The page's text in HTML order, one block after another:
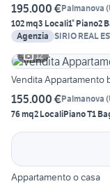
195.000 €Palmanova (
102 mq3 Locali1° Piano2
Agenzia SIRIO REAL
12
Vendita Appartamento
155.000 €Palmanova (
76 mq2 LocaliPiano T1
Appartamento o casa